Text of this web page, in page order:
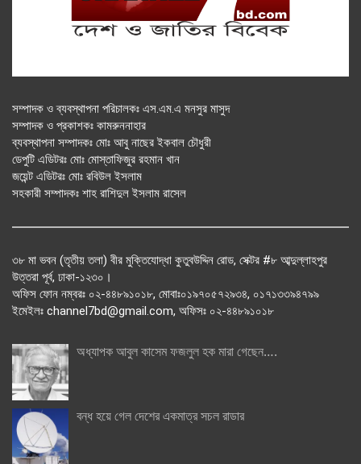
সম্পাদক ও ব্যবস্থাপনা পরিচালকঃ এস.এম.এ মনসুর মাসুদ
সম্পাদক ও প্রকাশকঃ কামরুননাহার
ব্যবস্থাপনা সম্পাদকঃ মোঃ আবু নাছের ইকবাল চৌধুরী
ডেপুটি এডিটরঃ মোঃ মোস্তাফিজুর রহমান খান
জয়েন্ট এডিটরঃ মোঃ রবিউল ইসলাম
সহকারী সম্পাদকঃ শাহ রাশিদুল ইসলাম রাসেল
৩৮ মা ভবন (তৃতীয় তলা) বীর মুক্তিযোদ্ধা কুতুবউদ্দিন রোড, সেক্টর #৮ আব্দুল্লাহপুর
উত্তরা পূর্ব, ঢাকা-১২৩০।
অফিস ফোন নম্বরঃ ০২-৪৪৮৯১০১৮, মোবাঃ০১৯৭০৫৭২৯৩৪, ০১৭১৩৩৯৪৭৯৯
ইমেইলঃ channel7bd@gmail.com, অফিসঃ ০২-৪৪৮৯১০১৮
অধ্যাপক আবুল কাসেম ফজলুল হক মারা গেছেন….
বন্ধ হয়ে গেল দেশের একমাত্র সচল রাডার